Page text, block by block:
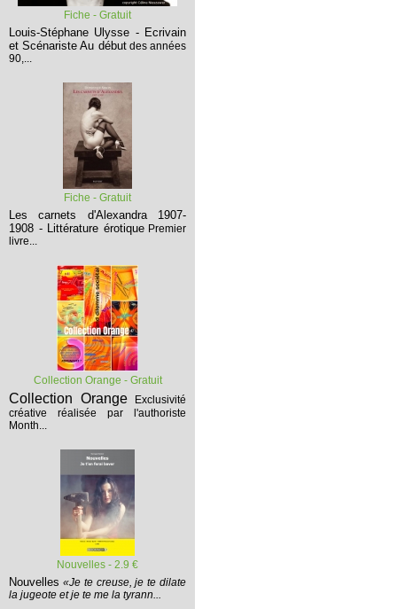
Fiche - Gratuit
Louis-Stéphane Ulysse - Ecrivain
et Scénariste Au débutdes années
90,...
Fiche - Gratuit
Les carnets d'Alexandra 1907-
1908 - Littérature érotique Premier
livre...
Collection Orange - Gratuit
Collection Orange
Exclusivité
créative réalisée par l'authoriste
Month...
Nouvelles - 2.9 €
Nouvelles «Je te creuse, je te dilate
la jugeote et je te me la tyrann...